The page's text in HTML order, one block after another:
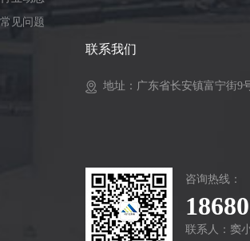
常见问题
联系我们
地址：广东省长安镇富宁街9
咨询热线：
联系人：窦